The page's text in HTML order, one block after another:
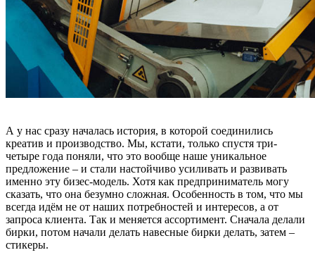
А у нас сразу началась история, в которой соединились
креатив и производство. Мы, кстати, только спустя три-
четыре года поняли, что это вообще наше уникальное
предложение – и стали настойчиво усиливать и развивать
именно эту бизес-модель. Хотя как предприниматель могу
сказать, что она безумно сложная. Особенность в том, что мы
всегда идём не от наших потребностей и интересов, а от
запроса клиента. Так и меняется ассортимент. Сначала делали
бирки, потом начали делать навесные бирки делать, затем –
стикеры.